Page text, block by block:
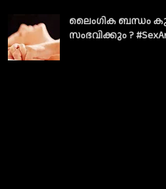
ലൈംഗിക ബന്ധം
സംഭവിക്കും ?